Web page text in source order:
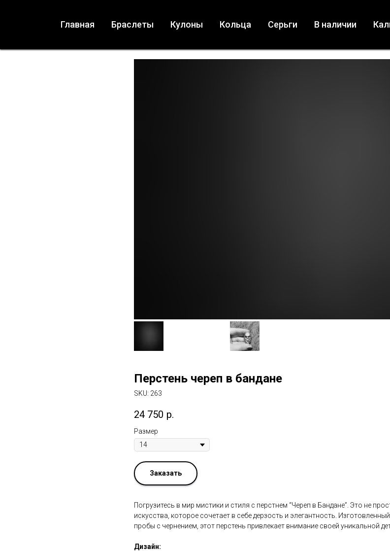
Главная Браслеты Кулоны Кольца Серьги В наличии
Перстень череп в бандане
SKU: 263
24 750 р.
Размер
Заказать
Погрузитесь в мир мистики и стиля с перстнем “Череп в Бандане”. Это не
искусства, которое сочетает в себе дерзость и элегантность.
пробы с чернением, этот перстень привлекает внимание своей уникальной
Дизайн: